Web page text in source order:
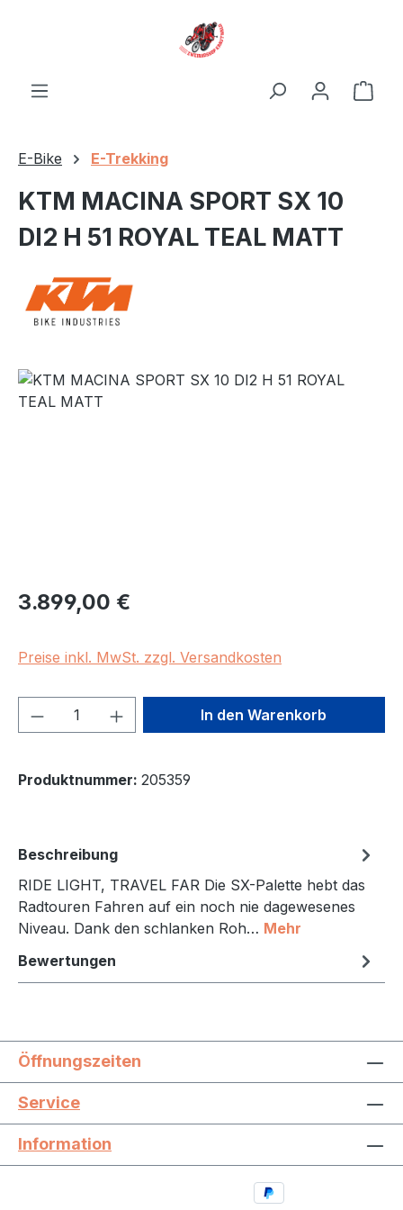
E-Bike E-Trekking
KTM MACINA SPORT SX 10
DI2 H 51 ROYAL TEAL MATT
Bildergalerie überspringen
Regulärer Preis:
3.899,00 €
Preise inkl. MwSt. zzgl. Versandkosten
Produkt Anzahl: Gib denIn den Warenkorb
Produktnummer: 205359
Beschreibung
RIDE LIGHT, TRAVEL FAR Die SX-Palette hebt das
Radtouren Fahren auf ein noch nie dagewesenes
Niveau. Dank den schlanken Roh… Mehr
Bewertungen
Öffnungszeiten
Service
Information